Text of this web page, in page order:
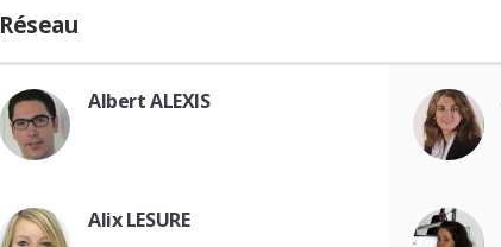
Réseau
Albert ALEXIS
Alix LESURE